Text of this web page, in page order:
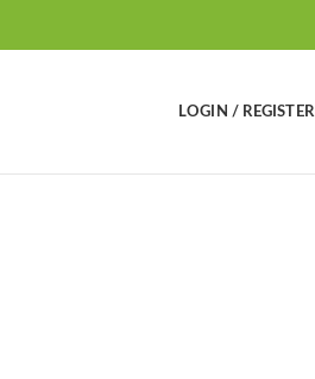
LOGIN / REGISTER